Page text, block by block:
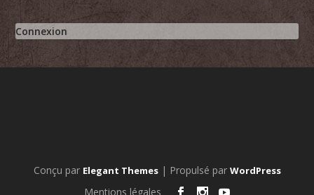
Connexion
Conçu par Elegant Themes| Propulsé par WordPress
Mentions légales